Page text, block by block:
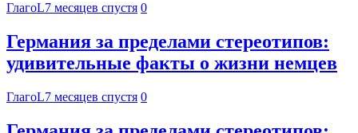
ГлагоL7 месяцев спустя 0
Германия за пределами стереотипов:
удивительные факты о жизни немцев
ГлагоL7 месяцев спустя 0